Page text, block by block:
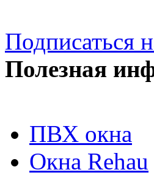
Подписаться
Полезная
ПВХ окна
Окна Rehau